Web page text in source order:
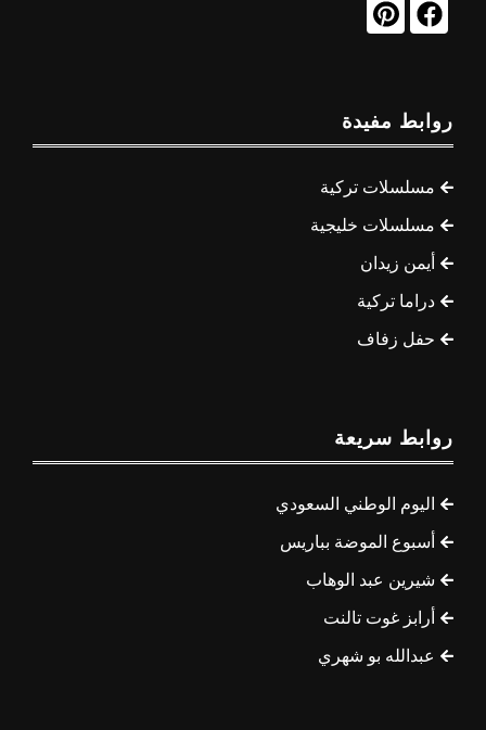
روابط مفيدة
مسلسلات تركية
مسلسلات خليجية
أيمن زيدان
دراما تركية
حفل زفاف
روابط سريعة
اليوم الوطني السعودي
أسبوع الموضة بباريس
شيرين عبد الوهاب
أرابز غوت تالنت
عبدالله بو شهري